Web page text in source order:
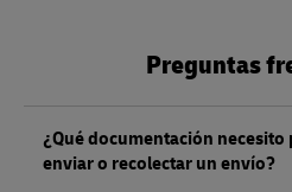
Preguntas
¿Qué documentación
enviar o recolectar un envío?